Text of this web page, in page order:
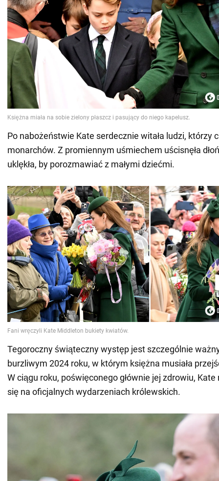
Po nabożeństwie Kate serdecznie witała ludzi, którzy
monarchów. Z promiennym uśmiechem uścisnęła
uklękła, by porozmawiać z małymi dziećmi.
Tegoroczny świąteczny występ jest szczególnie
burzliwym 2024 roku, w którym księżna musiała
W ciągu roku, poświęconego głównie jej zdrowiu, Kate
się na oficjalnych wydarzeniach królewskich.